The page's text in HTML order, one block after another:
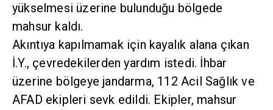
yükselmesi üzerine bulunduğu bölgede
mahsur kaldı.
Akıntıya kapılmamak için kayalık alana çıkan
İ.Y., çevredekilerden yardım istedi. İhbar
üzerine bölgeye jandarma, 112 Acil Sağlık ve
AFAD ekipleri sevk edildi. Ekipler, mahsur